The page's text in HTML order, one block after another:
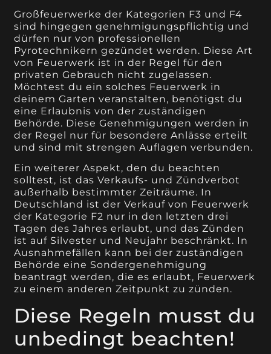
Großfeuerwerke der Kategorien F3 und F4
sind hingegen genehmigungspflichtig und
dürfen nur von professionellen
Pyrotechnikern gezündet werden. Diese Art
von Feuerwerk ist in der Regel für den
privaten Gebrauch nicht zugelassen.
Möchtest du ein solches Feuerwerk in
deinem Garten veranstalten, benötigst du
eine Erlaubnis von der zuständigen
Behörde. Diese Genehmigungen werden in
der Regel nur für besondere Anlässe erteilt
und sind mit strengen Auflagen verbunden.
Ein weiterer Aspekt, den du beachten
solltest, ist das Verkaufs- und Zündverbot
außerhalb bestimmter Zeiträume. In
Deutschland ist der Verkauf von Feuerwerk
der Kategorie F2 nur in den letzten drei
Tagen des Jahres erlaubt, und das Zünden
ist auf Silvester und Neujahr beschränkt. In
Ausnahmefällen kann bei der zuständigen
Behörde eine Sondergenehmigung
beantragt werden, die es erlaubt, Feuerwerk
zu einem anderen Zeitpunkt zu zünden.
Diese Regeln musst du
unbedingt beachten!